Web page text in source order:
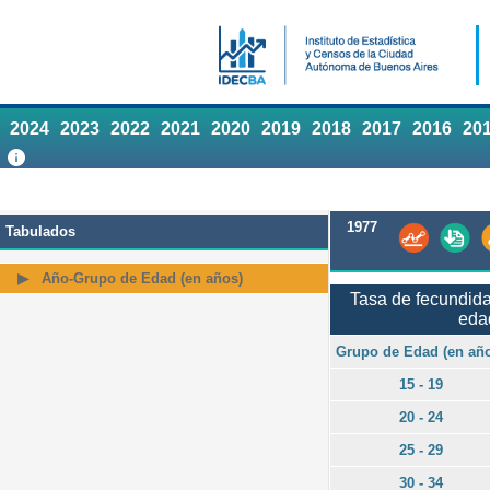
2024 2023 2022 2021 2020 2019 2018 2017 2016
Tabulados
Año-Grupo de Edad (en años)
1977
Tasa de
Grupo de Edad (en
15 - 19
20 - 24
25 - 29
30 - 34